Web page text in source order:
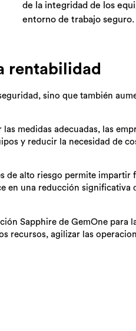
de la integridad de los
entorno de trabajo seguro.
rentabilidad
sino que también
medidas adecuadas, las
y reducir la necesidad de
de alto riesgo permite impartir
en una reducción significativa
Sapphire de GemOne para
recursos, agilizar las